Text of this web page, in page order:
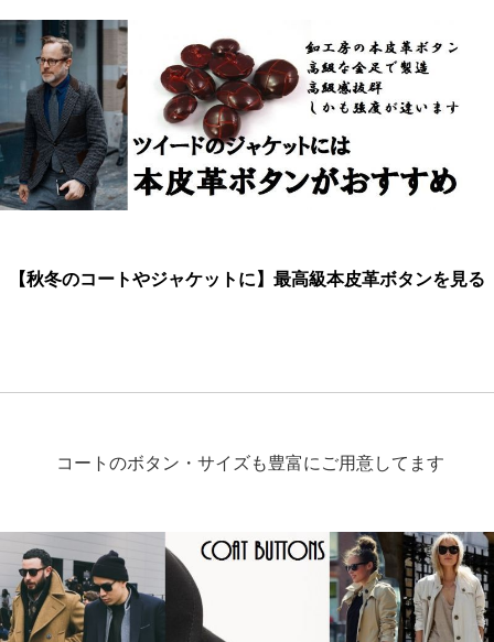
【秋冬のコートやジャケットに】最高級本皮革ボタンを見る
コートのボタン・サイズも豊富にご用意してます